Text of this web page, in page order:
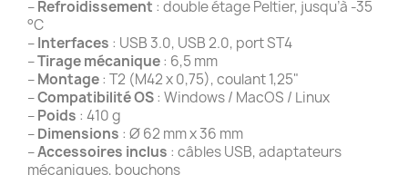
–Refroidissement : double étage Peltier, jusqu’à -35
°C
–Interfaces : USB 3.0, USB 2.0, port ST4
–Tirage mécanique: 6,5 mm
–Montage: T2 (M42 x 0,75), coulant 1,25"
–Compatibilité OS: Windows / MacOS / Linux
–Poids : 410 g
–Dimensions : Ø 62 mm x 36 mm
–Accessoires inclus : câbles USB, adaptateurs
mécaniques, bouchons